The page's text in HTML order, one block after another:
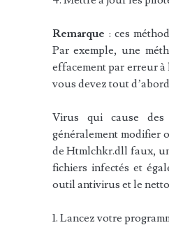
Remarque : ces
Par exemple, une
effacement par erreur
vous devez tout
Virus qui cause des
généralement modifier
de Htmlchkr.dll faux,
fichiers infectés et
outil antivirus et le
1. Lancez votre